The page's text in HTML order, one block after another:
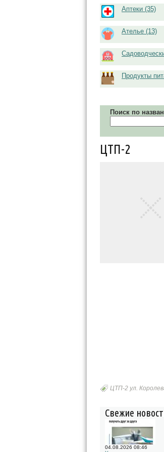
Аптеки (35)
Ателье (13)
Продукты
Поиск по
ЦТП-2
ЦТП-2 ул.
Свежие
04.08.2026 08:46